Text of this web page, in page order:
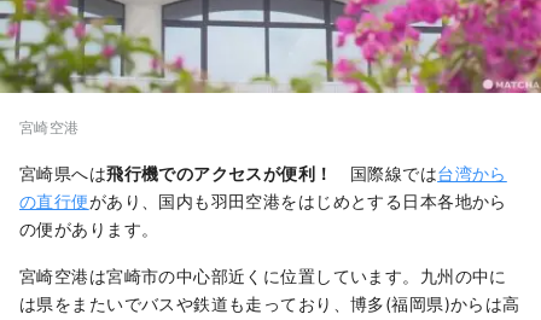
宮崎空港
宮崎県へは飛行機でのアクセスが便利！ 国際線では台湾から
の直行便があり、国内も羽田空港をはじめとする日本各地から
の便があります。
宮崎空港は宮崎市の中心部近くに位置しています。九州の中に
は県をまたいでバスや鉄道も走っており、博多(福岡県)からは高